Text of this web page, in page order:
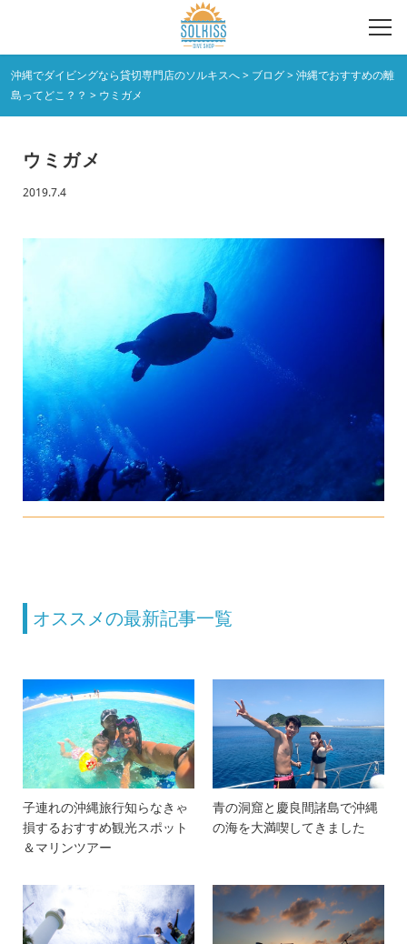
沖縄でダイビングなら貸切専門店のソルキスへ> ブログ>沖縄でおすすめの離
島ってどこ？？ > ウミガメ
ウミガメ
2019.7.4
オススメの最新記事一覧
子連れの沖縄旅行知らなきゃ
損するおすすめ観光スポット
＆マリンツアー
青の洞窟と慶良間諸島で沖縄
の海を大満喫してきました